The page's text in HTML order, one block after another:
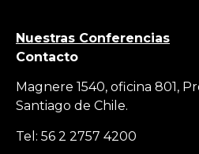
Nuestras Conferencias
Contacto
Magnere 1540, oficina 801,
Santiago de Chile.
Tel: 56 2 2757 4200